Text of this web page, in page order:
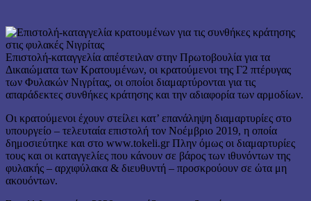
Επιστολή-καταγγελία απέστειλαν στην Πρωτοβουλία για τα
Δικαιώματα των Κρατουμένων, οι κρατούμενοι της Γ2 πτέρυγας
των Φυλακών Νιγρίτας, οι οποίοι διαμαρτύρονται για τις
απαράδεκτες συνθήκες κράτησης και την αδιαφορία των αρμοδίων.
Οι κρατούμενοι έχουν στείλει κατ’ επανάληψη διαμαρτυρίες στο
υπουργείο – τελευταία επιστολή τον Νοέμβριο 2019, η οποία
δημοσιεύτηκε και στο www.tokeli.gr Πλην όμως οι διαμαρτυρίες
τους και οι καταγγελίες που κάνουν σε βάρος των ιθυνόντων της
φυλακής – αρχιφύλακα & διευθυντή – προσκρούουν σε ώτα μη
ακουόντων.